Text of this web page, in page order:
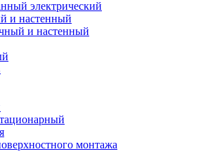
электрический
и настенный
и настенный
монтажа